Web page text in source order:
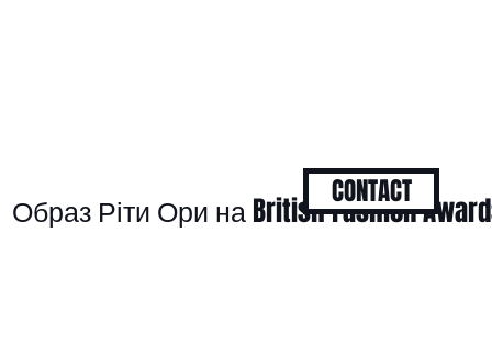
Образ Ріти Ори на British Fashion
CONTACT